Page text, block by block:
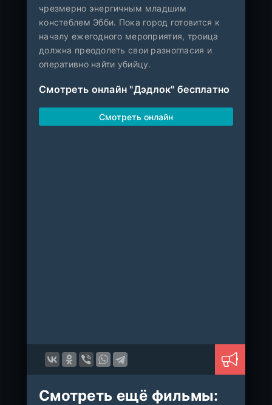
чрезмерно энергичным младшим
констеблем Эбби. Пока город готовится к
началу ежегодного мероприятия, троица
должна преодолеть свои разногласия и
оперативно найти убийцу.
Смотреть онлайн "Дэдлок" бесплатно
Смотреть онлайн
Смотреть ещё фильмы: